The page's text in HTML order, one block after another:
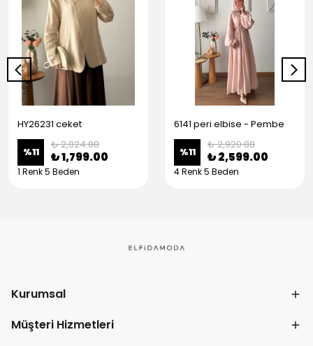
HY26231 ceket
%11
₺ 2,024.88
₺ 1,799.00
1 Renk 5 Beden
6141 peri elbise - Pembe
%11
₺ 2,920.88
₺ 2,599.00
4 Renk 5 Beden
Kurumsal
Müşteri Hizmetleri